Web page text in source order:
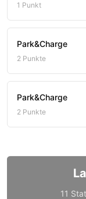
1 Punkt
Park&Charge
2 Punkte
Park&Charge
2 Punkte
11